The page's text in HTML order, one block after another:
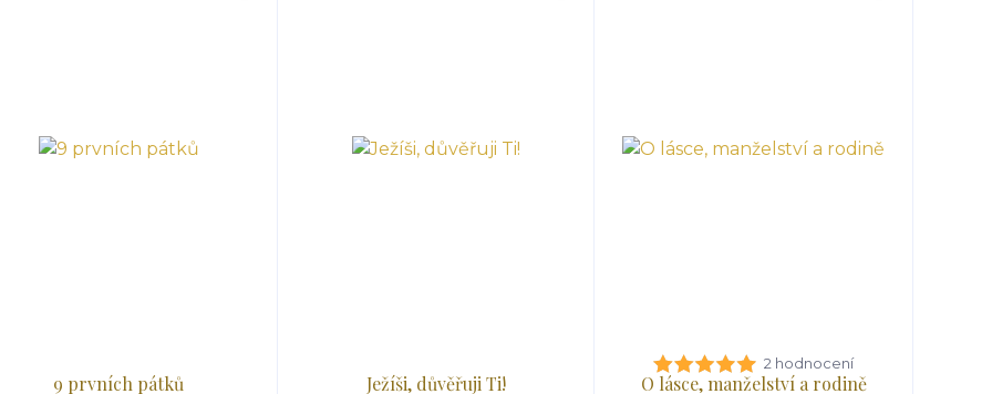
9 prvních pátků Ježíši, důvěřuji Ti!
2 hodnocení
O lásce, manželství a rodině